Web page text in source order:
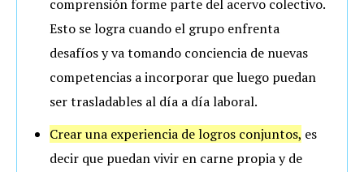
comprensión forme parte del acervo colectivo.
Esto se logra cuando el grupo enfrenta
desafíos y va tomando conciencia de nuevas
competencias a incorporar que luego puedan
ser trasladables al día a día laboral.
Crear una experiencia de logros conjuntos, es
decir que puedan vivir en carne propia y de